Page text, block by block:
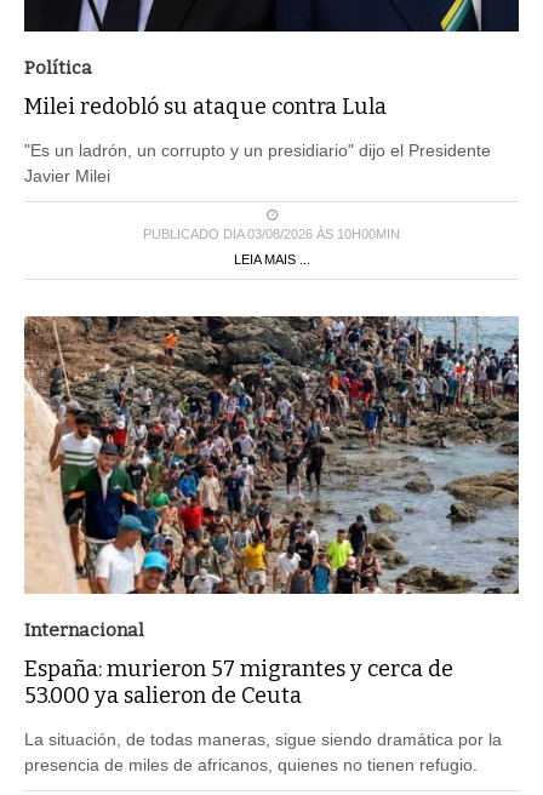
Política
Milei redobló su ataque contra Lula
"Es un ladrón, un corrupto y un presidiario" dijo el Presidente
Javier Milei
PUBLICADO DIA 03/08/2026 ÀS 10H00MIN
LEIA MAIS ...
Internacional
España: murieron 57 migrantes y cerca de
53.000 ya salieron de Ceuta
La situación, de todas maneras, sigue siendo dramática por la
presencia de miles de africanos, quienes no tienen refugio.